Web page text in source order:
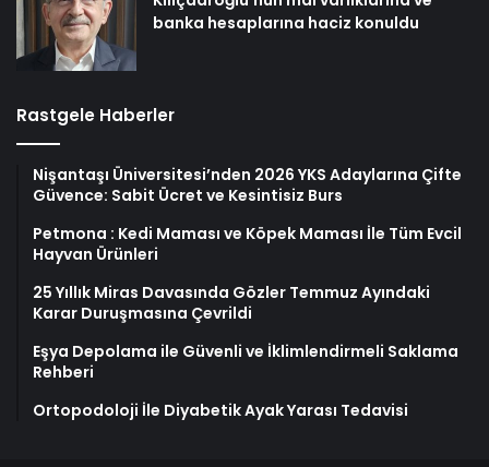
banka hesaplarına haciz konuldu
Rastgele Haberler
Nişantaşı Üniversitesi’nden 2026 YKS Adaylarına Çifte
Güvence: Sabit Ücret ve Kesintisiz Burs
Petmona : Kedi Maması ve Köpek Maması İle Tüm Evcil
Hayvan Ürünleri
25 Yıllık Miras Davasında Gözler Temmuz Ayındaki
Karar Duruşmasına Çevrildi
Eşya Depolama ile Güvenli ve İklimlendirmeli Saklama
Rehberi
Ortopodoloji İle Diyabetik Ayak Yarası Tedavisi